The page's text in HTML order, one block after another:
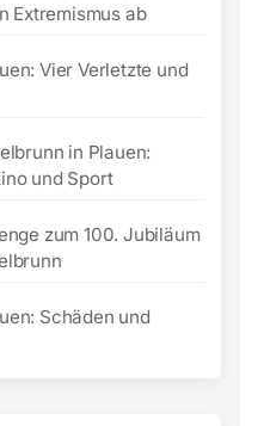
Extremismus ab
Vier Verletzte und
in Plauen:
und Sport
zum 100. Jubiläum
Schäden und